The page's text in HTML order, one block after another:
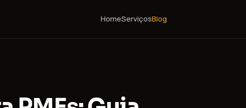
HomeServiçosBlog